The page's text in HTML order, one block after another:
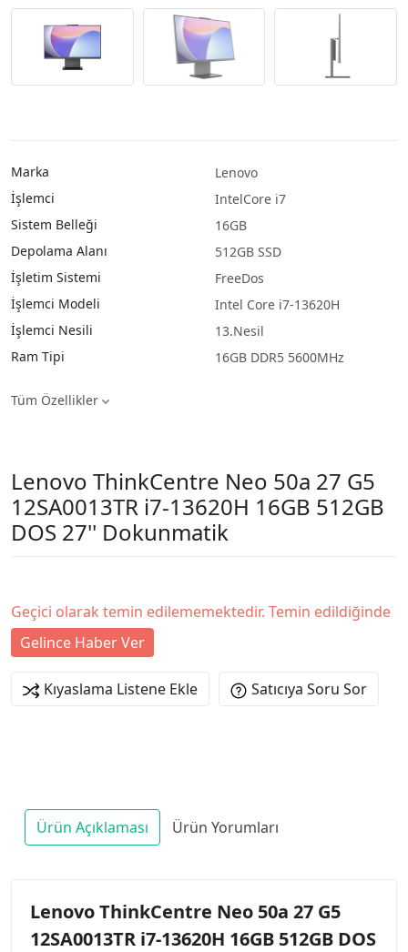
Marka
Lenovo
İşlemci
IntelCore i7
Sistem Belleği
16GB
Depolama Alanı
512GB SSD
İşletim Sistemi
FreeDos
İşlemci Modeli
Intel Core i7-13620H
İşlemci Nesili
13.Nesil
Ram Tipi
16GB DDR5 5600MHz
Tüm Özellikler
Lenovo ThinkCentre Neo 50a 27 G5
12SA0013TR i7-13620H 16GB 512GB
DOS 27'' Dokunmatik
Geçici olarak temin edilememektedir. Temin edildiğinde
Gelince Haber Ver
Kıyaslama Listene Ekle Satıcıya Soru Sor
Ürün Açıklaması Ürün Yorumları
Lenovo ThinkCentre Neo 50a 27 G5
12SA0013TR i7-13620H 16GB 512GB DOS